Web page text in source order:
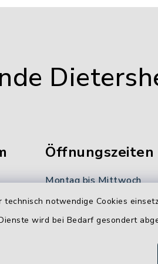
notwendige Cookies
wird bei Bedarf gesondert
Öffnungszeiten
Montag bis Mittwoch
8.00-12.00 Uhr
Donnerstag: